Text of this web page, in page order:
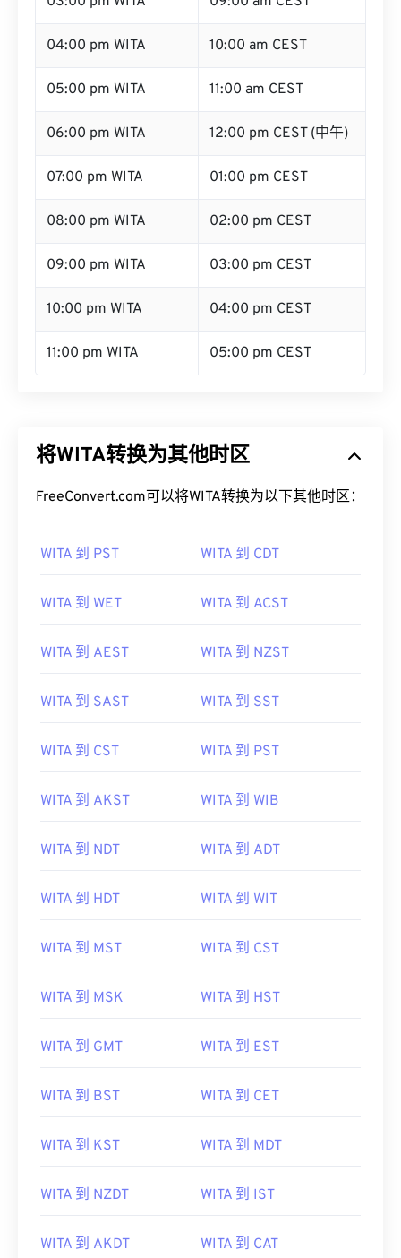
04:00 pm WITA 10:00 am CEST
05:00 pm WITA 11:00 am CEST
06:00 pm WITA 12:00 pm CEST (中午)
07:00 pm WITA 01:00 pm CEST
08:00 pm WITA 02:00 pm CEST
09:00 pm WITA 03:00 pm CEST
10:00 pm WITA 04:00 pm CEST
11:00 pm WITA 05:00 pm CEST
将WITA转换为其他时区
FreeConvert.com可以将WITA转换为以下其他时区：
WITA 到 PST WITA 到 CDT
WITA 到 WET WITA 到 ACST
WITA 到 AEST WITA 到 NZST
WITA 到 SAST WITA 到 SST
WITA 到 CST WITA 到 PST
WITA 到 AKST WITA 到 WIB
WITA 到 NDT WITA 到 ADT
WITA 到 HDT WITA 到 WIT
WITA 到 MST WITA 到 CST
WITA 到 MSK WITA 到 HST
WITA 到 GMT WITA 到 EST
WITA 到 BST WITA 到 CET
WITA 到 KST WITA 到 MDT
WITA 到 NZDT WITA 到 IST
WITA 到 AKDT WITA 到 CAT